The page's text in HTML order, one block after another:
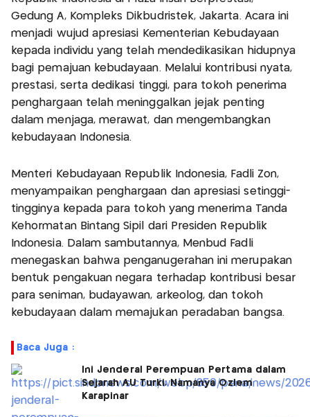
Gedung A, Kompleks Dikbudristek, Jakarta. Acara ini
menjadi wujud apresiasi Kementerian Kebudayaan
kepada individu yang telah mendedikasikan hidupnya
bagi pemajuan kebudayaan. Melalui kontribusi nyata,
prestasi, serta dedikasi tinggi, para tokoh penerima
penghargaan telah meninggalkan jejak penting
dalam menjaga, merawat, dan mengembangkan
kebudayaan Indonesia.
Menteri Kebudayaan Republik Indonesia, Fadli Zon,
menyampaikan penghargaan dan apresiasi setinggi-
tingginya kepada para tokoh yang menerima Tanda
Kehormatan Bintang Sipil dari Presiden Republik
Indonesia. Dalam sambutannya, Menbud Fadli
menegaskan bahwa penganugerahan ini merupakan
bentuk pengakuan negara terhadap kontribusi besar
para seniman, budayawan, arkeolog, dan tokoh
kebudayaan dalam memajukan peradaban bangsa.
Baca Juga :
Ini Jenderal Perempuan Pertama dalam
Sejarah AU Turki, Namanya Ozlem
Karapinar